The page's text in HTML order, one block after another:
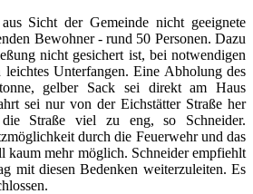
Sicht der Gemeinde nicht geeignete
Bewohner - rund 50 Personen. Dazu
nicht gesichert ist, bei notwendigen
Unterfangen. Eine Abholung des
gelber Sack sei direkt am Haus
sei nur von der Eichstätter Straße her
Straße viel zu eng, so Schneider.
durch die Feuerwehr und das
kaum mehr möglich. Schneider empfiehlt
mit diesen Bedenken weiterzuleiten. Es